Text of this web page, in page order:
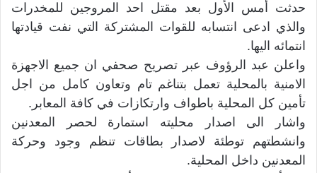
حدثت أمس الأول بعد مقتل احد المروجين للمخدرات
والذي ادعى انتسابه للقوات المشتركة التي نفت قيادتها
انتمائه اليها.
واعلن عبد الرؤوف عبر تصريح صحفي ان جميع الاجهزة
الامنية بالمحلية تعمل بتناغم تام وتعاون كامل من اجل
تأمين كل المحلية باطواف وارتكازات في كافة المعابر.
واشار الى اصدار محليته استمارة لحصر المعدنين
وانشطتهم توطئة لاصدار بطاقات تنظم وجود وحركة
المعدنين داخل المحلية.